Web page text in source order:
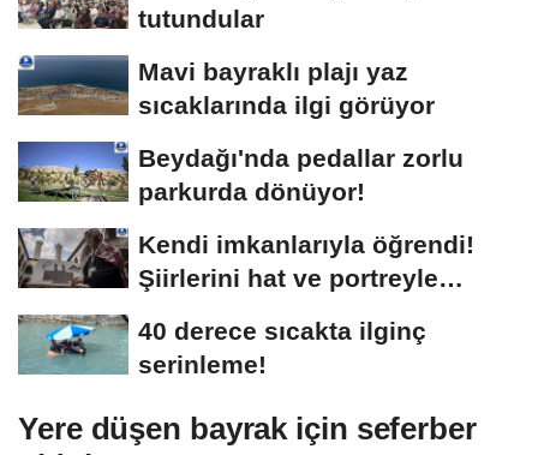
tutundular
Mavi bayraklı plajı yaz
sıcaklarında ilgi görüyor
Beydağı'nda pedallar zorlu
parkurda dönüyor!
Kendi imkanlarıyla öğrendi!
Şiirlerini hat ve portreyle
40 derece sıcakta ilginç
serinleme!
Yere düşen bayrak için seferber